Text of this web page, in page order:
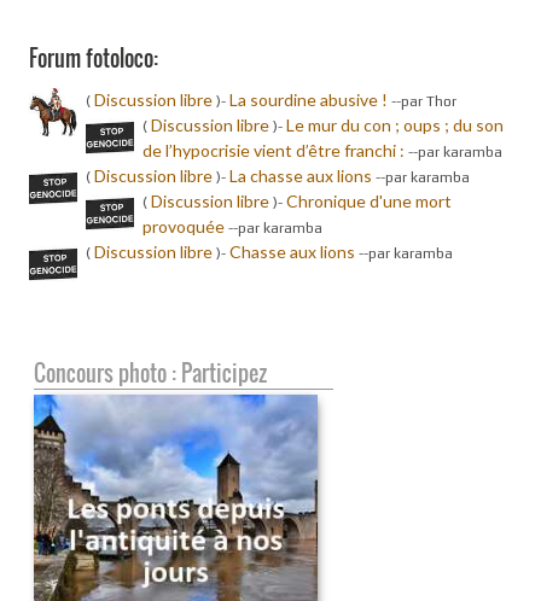
Forum fotoloco:
( Discussion libre )- La sourdine abusive ! --par Thor
( Discussion libre )- Le mur du con ; oups ; du son
de l’hypocrisie vient d’être franchi : --par karamba
( Discussion libre )- La chasse aux lions --par karamba
( Discussion libre )- Chronique d'une mort
provoquée --par karamba
( Discussion libre )- Chasse aux lions --par karamba
Concours photo : Participez